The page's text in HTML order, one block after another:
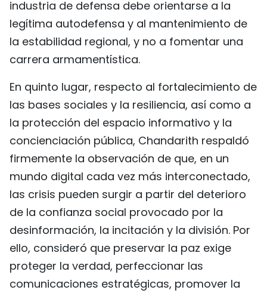
industria de defensa debe orientarse a la
legítima autodefensa y al mantenimiento de
la estabilidad regional, y no a fomentar una
carrera armamentística.
En quinto lugar, respecto al fortalecimiento de
las bases sociales y la resiliencia, así como a
la protección del espacio informativo y la
concienciación pública, Chandarith respaldó
firmemente la observación de que, en un
mundo digital cada vez más interconectado,
las crisis pueden surgir a partir del deterioro
de la confianza social provocado por la
desinformación, la incitación y la división. Por
ello, consideró que preservar la paz exige
proteger la verdad, perfeccionar las
comunicaciones estratégicas, promover la